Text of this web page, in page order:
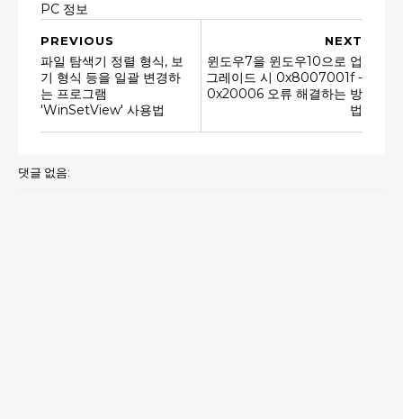
PC 정보
NEXT
윈도우7을 윈도우10으로 업
그레이드 시 0x8007001f -
0x20006 오류 해결하는 방
법
PREVIOUS
파일 탐색기 정렬 형식, 보
기 형식 등을 일괄 변경하
는 프로그램
'WinSetView' 사용법
댓글 없음: